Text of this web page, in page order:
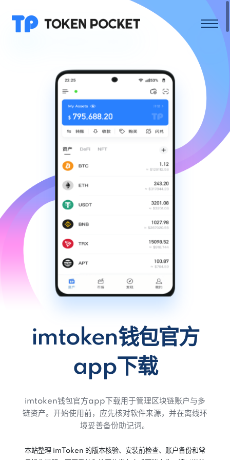
imtoken钱包官方
app下载
imtoken钱包官方app下载用于管理区块链账户与多
链资产。开始使用前，应先核对软件来源，并在离线环
境妥善备份助记词。
本站整理 imToken 的版本核验、安装前检查、账户备份和常